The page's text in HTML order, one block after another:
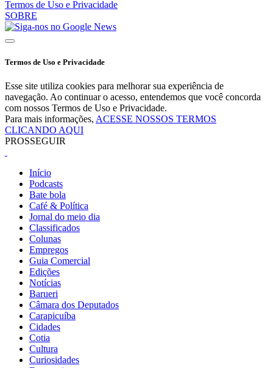
Termos de Uso e Privacidade
SOBRE
Termos de Uso e Privacidade
Esse site utiliza cookies para melhorar sua experiência de
navegação. Ao continuar o acesso, entendemos que você concorda
com nossos Termos de Uso e Privacidade.
Para mais informações, ACESSE NOSSOS TERMOS
CLICANDO AQUI
PROSSEGUIR
Início
Podcasts
Bate bola
Café & Política
Jornal do meio dia
Classificados
Colunas
Empregos
Guia Comercial
Edições
Notícias
Barueri
Câmara dos Deputados
Carapicuíba
Cidades
Cotia
Cultura
Curiosidades